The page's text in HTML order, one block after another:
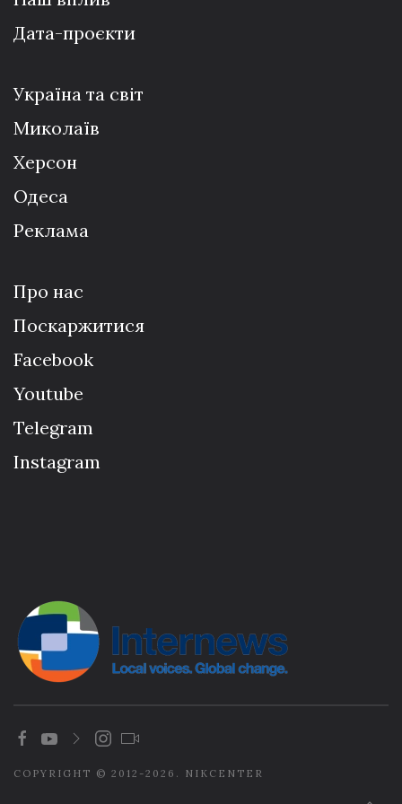
Дата-проєкти
Україна та світ
Миколаїв
Херсон
Одеса
Реклама
Про нас
Поскаржитися
Facebook
Youtube
Telegram
Instagram
COPYRIGHT © 2012-2026. NIKCENTER